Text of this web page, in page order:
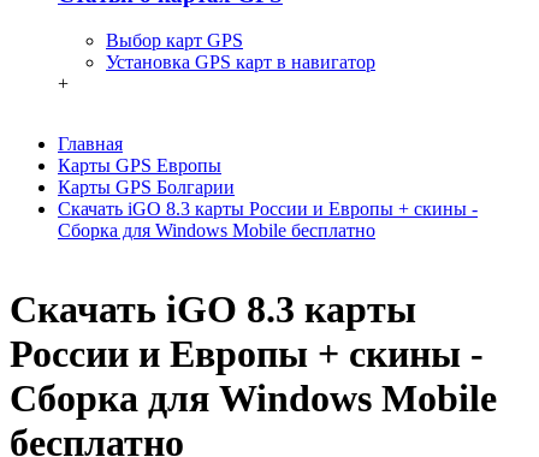
Выбор карт GPS
Установка GPS карт в навигатор
+
Главная
Карты GPS Европы
Карты GPS Болгарии
Скачать iGO 8.3 карты России и Европы + скины -
Сборка для Windows Mobile бесплатно
Скачать iGO 8.3 карты
России и Европы + скины -
Сборка для Windows Mobile
бесплатно